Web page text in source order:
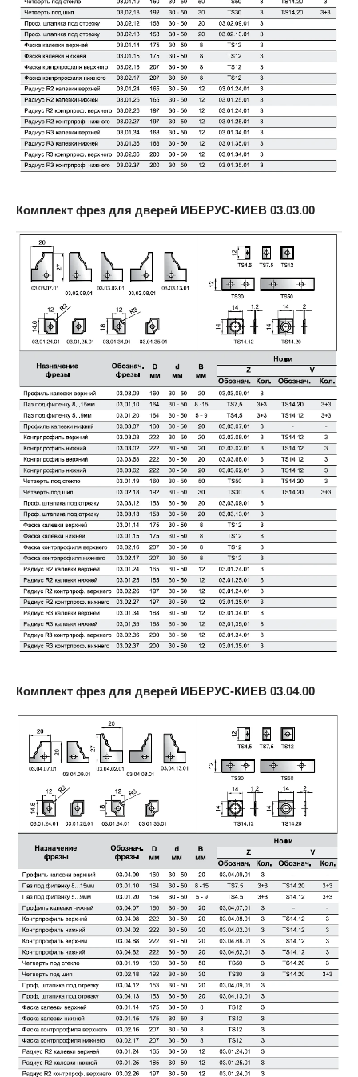
Комплект фрез для дверей ИБЕРУС-КИЕВ 03.03.00
Комплект фрез для дверей ИБЕРУС-КИЕВ 03.04.00